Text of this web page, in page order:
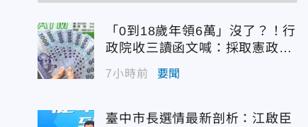
「0到18歲年領6萬」沒了？！行
政院收三讀函文喊：採取憲政作
為
7小時前 要聞
臺中市長選情最新剖析：江啟臣